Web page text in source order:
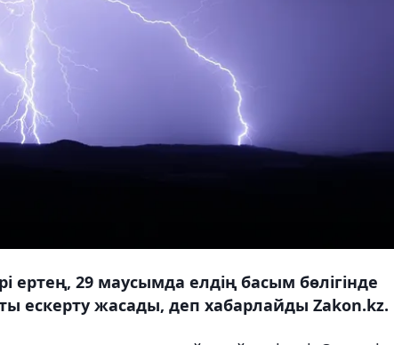
ертең, 29 маусымда елдің басым бөлігінде
ескерту жасады, деп хабарлайды Zakon.kz.